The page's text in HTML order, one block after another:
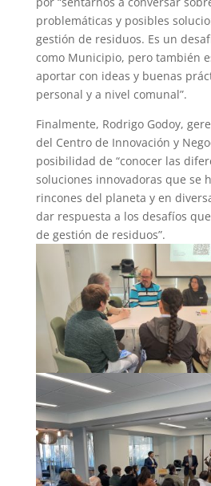
problemáticas y posibles
gestión de residuos. Es un
como Municipio, pero también
aportar con ideas y buenas
personal y a nivel comunal”.
Finalmente, Rodrigo Godoy,
del Centro de Innovación y
posibilidad de “conocer las
soluciones innovadoras que se
rincones del planeta y en
dar respuesta a los desafíos
de gestión de residuos”.